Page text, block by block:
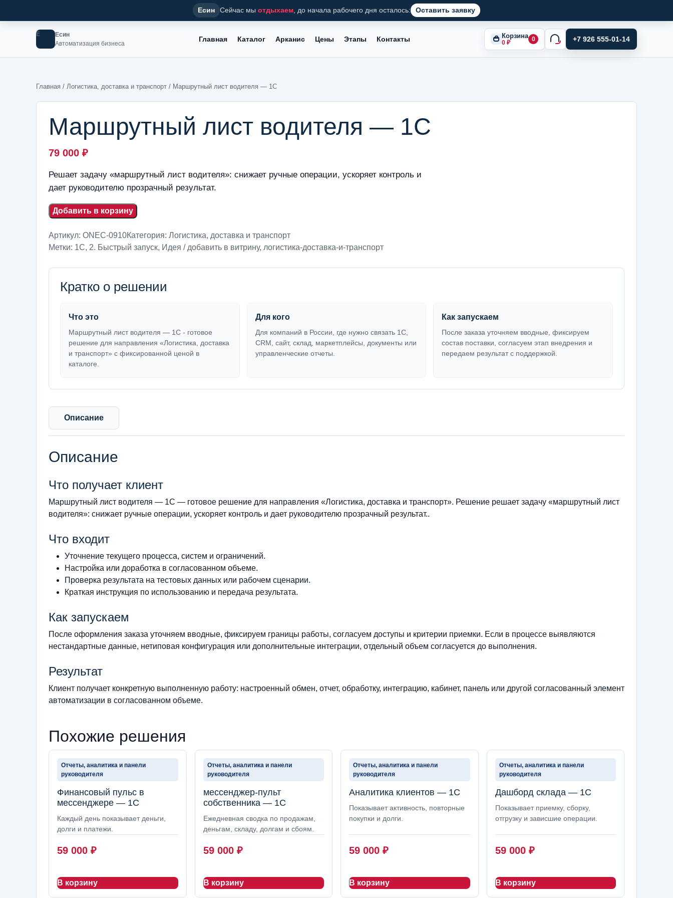
Есин Сейчас мы отдыхаем , до начала рабочего дня осталось: Оставить заявку
Е
Есин
Автоматизация бизнеса
Главная Каталог Арканис Цены Этапы Контакты Корзина
0 ₽ 0 +7 926 555-01-14
Главная / Логистика, доставка и транспорт / Маршрутный лист водителя — 1С
Маршрутный лист водителя — 1С
79 000 ₽
Решает задачу «маршрутный лист водителя»: снижает ручные операции, ускоряет контроль и
дает руководителю прозрачный результат.
Добавить в корзину
Артикул: ONEC-0910Категория: Логистика, доставка и транспорт
Метки: 1С, 2. Быстрый запуск, Идея / добавить в витрину, логистика-доставка-и-транспорт
Кратко о решении
Что это
Маршрутный лист водителя — 1С - готовое
решение для направления «Логистика, доставка
и транспорт» с фиксированной ценой в
каталоге.
Для кого
Для компаний в России, где нужно связать 1С,
CRM, сайт, склад, маркетплейсы, документы или
управленческие отчеты.
Как запускаем
После заказа уточняем вводные, фиксируем
состав поставки, согласуем этап внедрения и
передаем результат с поддержкой.
Описание
Описание
Что получает клиент
Маршрутный лист водителя — 1С — готовое решение для направления «Логистика, доставка и транспорт». Решение решает задачу «маршрутный лист
водителя»: снижает ручные операции, ускоряет контроль и дает руководителю прозрачный результат..
Что входит
Уточнение текущего процесса, систем и ограничений.
Настройка или доработка в согласованном объеме.
Проверка результата на тестовых данных или рабочем сценарии.
Краткая инструкция по использованию и передача результата.
Как запускаем
После оформления заказа уточняем вводные, фиксируем границы работы, согласуем доступы и критерии приемки. Если в процессе выявляются
нестандартные данные, нетиповая конфигурация или дополнительные интеграции, отдельный объем согласуется до выполнения.
Результат
Клиент получает конкретную выполненную работу: настроенный обмен, отчет, обработку, интеграцию, кабинет, панель или другой согласованный элемент
автоматизации в согласованном объеме.
Похожие решения
Отчеты, аналитика и панели
руководителя
Финансовый пульс в
мессенджере — 1С
Каждый день показывает деньги,
долги и платежи.
59 000 ₽
В корзину
Отчеты, аналитика и панели
руководителя
мессенджер-пульт
собственника — 1С
Ежедневная сводка по продажам,
деньгам, складу, долгам и сбоям.
59 000 ₽
В корзину
Отчеты, аналитика и панели
руководителя
Аналитика клиентов — 1С
Показывает активность, повторные
покупки и долги.
59 000 ₽
В корзину
Отчеты, аналитика и панели
руководителя
Дашборд склада — 1С
Показывает приемку, сборку,
отгрузку и зависшие операции.
59 000 ₽
В корзину